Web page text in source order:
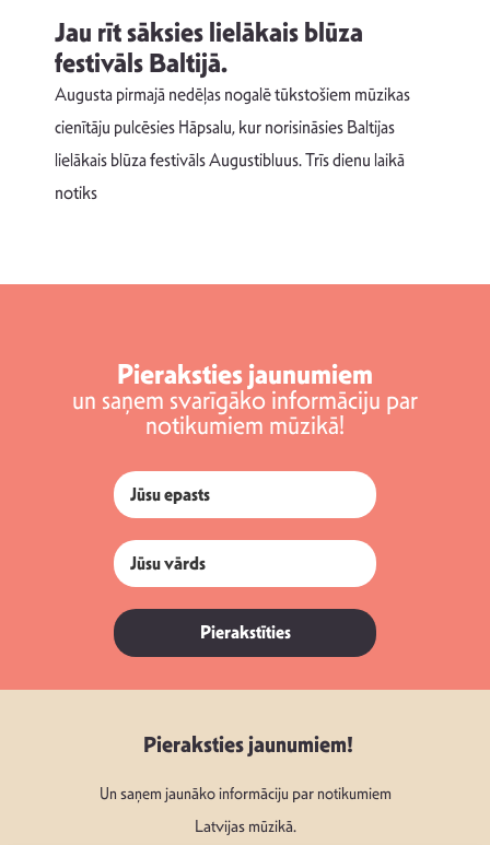
Jau rīt sāksies lielākais blūza
festivāls Baltijā.
Augusta pirmajā nedēļas nogalē tūkstošiem mūzikas
cienītāju pulcēsies Hāpsalu, kur norisināsies Baltijas
lielākais blūza festivāls Augustibluus. Trīs dienu laikā
notiks
Pieraksties jaunumiem
un saņem svarīgāko informāciju par
notikumiem mūzikā!
Pierakstīties
Pieraksties jaunumiem!
Un saņem jaunāko informāciju par notikumiem
Latvijas mūzikā.